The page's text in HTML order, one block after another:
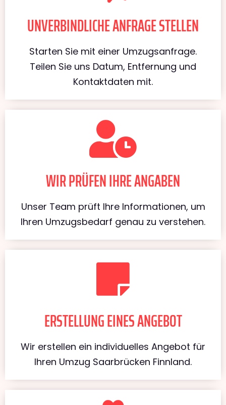
UNVERBINDLICHE ANFRAGE STELLEN
Starten Sie mit einer Umzugsanfrage.
Teilen Sie uns Datum, Entfernung und
Kontaktdaten mit.
WIR PRÜFEN IHRE ANGABEN
Unser Team prüft Ihre Informationen, um
Ihren Umzugsbedarf genau zu verstehen.
ERSTELLUNG EINES ANGEBOT
Wir erstellen ein individuelles Angebot für
Ihren Umzug Saarbrücken Finnland.